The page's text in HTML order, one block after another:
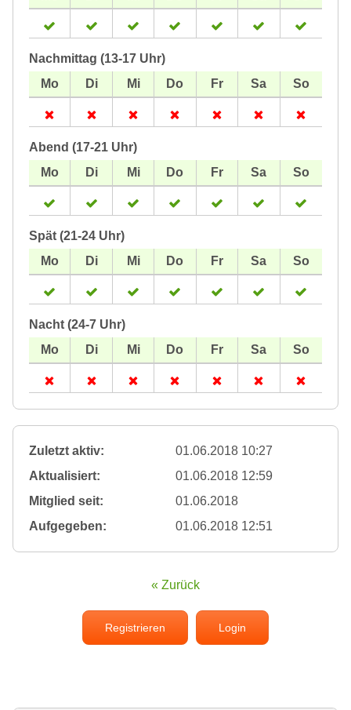
Nachmittag (13-17 Uhr)
Abend (17-21 Uhr)
Spät (21-24 Uhr)
Nacht (24-7 Uhr)
Zuletzt aktiv:
01.06.2018 10:27
Aktualisiert:
01.06.2018 12:59
Mitglied seit:
01.06.2018
Aufgegeben:
01.06.2018 12:51
« Zurück
Registrieren Login